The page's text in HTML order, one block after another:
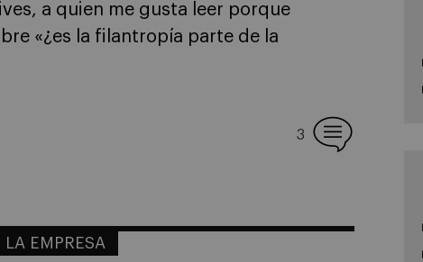
a quien me gusta leer porque
«¿es la filantropía parte de la
3
EMPRESA